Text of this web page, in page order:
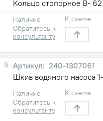
Кольцо стопорное В-
Наличие
Обратитесь к
консультанту
К схеме
9
240-1307061
Шкив водяного насоса
Наличие
Обратитесь к
консультанту
К схеме